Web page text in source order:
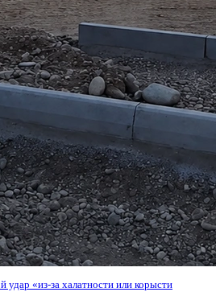
«из-за халатности или корысти